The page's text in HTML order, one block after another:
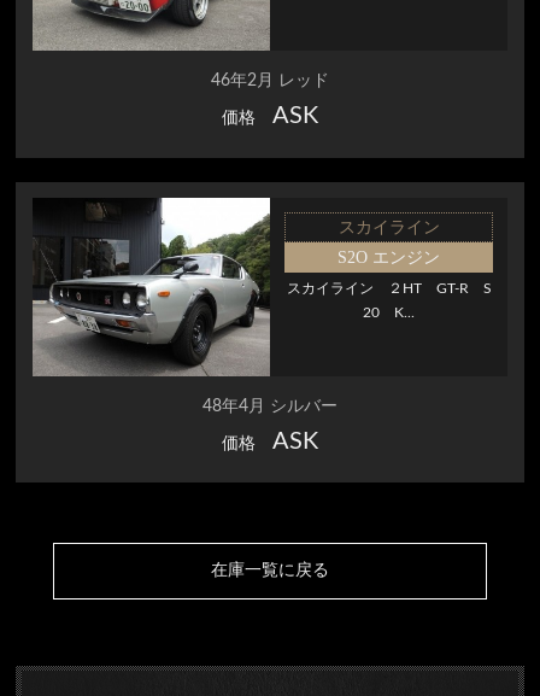
46年2月 レッド
価格 ASK
スカイライン
S2O エンジン
スカイライン ２HT GT-R S
20 K...
48年4月 シルバー
価格 ASK
在庫一覧に戻る